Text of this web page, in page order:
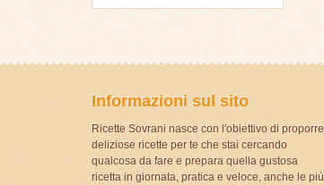
Informazioni sul sito
Ricette Sovrani nasce con l'obiettivo di proporre
deliziose ricette per te che stai cercando
qualcosa da fare e prepara quella gustosa
ricetta in giornata, pratica e veloce, anche le più